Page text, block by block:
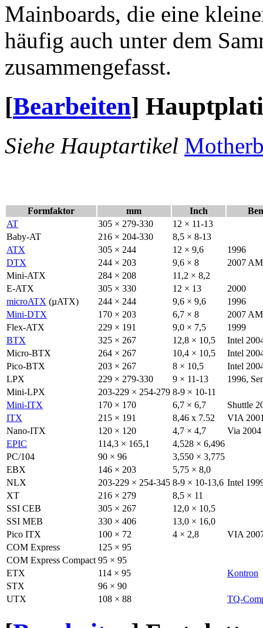
Mainboards, die eine
häufig auch unter dem
zusammengefasst.
[Bearbeiten]
Siehe Hauptartikel
Formfaktor mm Inch
AT
305 × 279-330
12 × 11-13
Baby-AT
216 × 204-330
8,5 × 8-13
ATX
305 × 244 12 × 9,6
1996
DTX
244 × 203 9,6 × 8
2007
Mini-ATX
284 × 208
11,2 × 8,2
E-ATX
305 × 330 12 × 13
2000
microATX (µATX) 244 × 244 9,6 × 9,6
1996
Mini-DTX
170 × 203 6,7 × 8
2007
Flex-ATX
229 × 191 9,0 × 7,5
1999
BTX
325 × 267 12,8 × 10,5
Intel
Micro-BTX
264 × 267 10,4 × 10,5
Intel
Pico-BTX
203 × 267 8 × 10,5
Intel
LPX
229 × 279-330 9 × 11-13
1996,
Mini-LPX
203-229 × 254-279 8-9 × 10-11
Mini-ITX
170 × 170 6,7 × 6,7
Shuttle
ITX
215 × 191 8,46 x 7.52
VIA
Nano-ITX
120 × 120 4,7 × 4,7
Via 2004
EPIC
114,3 × 165,1
4,528 × 6,496
PC/104
90 × 96
3,550 × 3,775
EBX
146 × 203
5,75 × 8,0
NLX
203-229 × 254-345 8-9 × 10-13,6 Intel
XT
216 × 279
8,5 × 11
SSI CEB
305 × 267
12,0 × 10,5
SSI MEB
330 × 406
13,0 × 16,0
Pico ITX
100 × 72 4 × 2,8
VIA
COM Express
125 × 95
COM Express Compact 95 × 95
ETX
114 × 95
Kontron
STX
96 × 90
UTX
108 × 88 TQ-